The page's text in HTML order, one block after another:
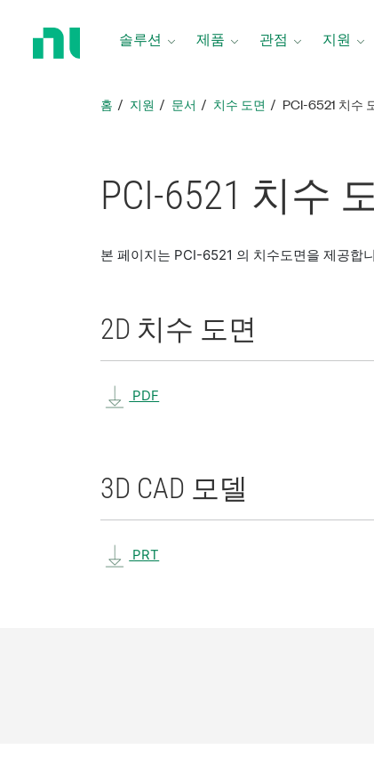
솔루션 제품 관점 지원
홈 지원 문서 치수 도면 PCI-6521 치수
PCI-6521 치수
본 페이지는 PCI-6521 의 치수도면을 제공합
2D 치수 도면
PDF
3D CAD 모델
PRT